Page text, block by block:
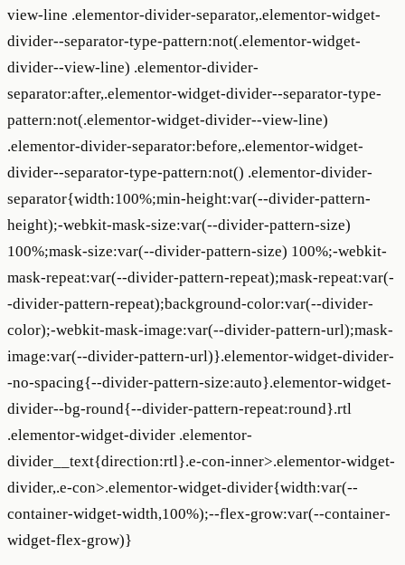
view-line .elementor-divider-separator,.elementor-widget-
divider--separator-type-pattern:not(.elementor-widget-
divider--view-line) .elementor-divider-
separator:after,.elementor-widget-divider--separator-type-
pattern:not(.elementor-widget-divider--view-line)
.elementor-divider-separator:before,.elementor-widget-
divider--separator-type-pattern:not() .elementor-divider-
separator{width:100%;min-height:var(--divider-pattern-
height);-webkit-mask-size:var(--divider-pattern-size)
100%;mask-size:var(--divider-pattern-size) 100%;-webkit-
mask-repeat:var(--divider-pattern-repeat);mask-repeat:var(-
-divider-pattern-repeat);background-color:var(--divider-
color);-webkit-mask-image:var(--divider-pattern-url);mask-
image:var(--divider-pattern-url)}.elementor-widget-divider-
-no-spacing{--divider-pattern-size:auto}.elementor-widget-
divider--bg-round{--divider-pattern-repeat:round}.rtl
.elementor-widget-divider .elementor-
divider__text{direction:rtl}.e-con-inner>.elementor-widget-
divider,.e-con>.elementor-widget-divider{width:var(--
container-widget-width,100%);--flex-grow:var(--container-
widget-flex-grow)}